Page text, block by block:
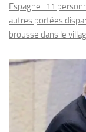
Espagne : 11
autres portées
brousse dans le